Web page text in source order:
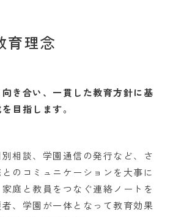
育理念
き合い、一貫した教育方針に基
目指します。
相談、学園通信の発行など、さ
のコミュニケーションを大事に
庭と教員をつなぐ連絡ノートを
、学園が一体となって教育効果